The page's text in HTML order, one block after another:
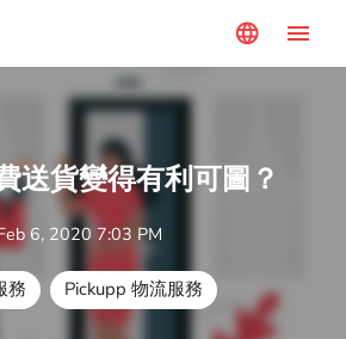
language menu
送貨變得有利可圖？
6, 2020 7:03 PM
務 Pickupp 物流服務